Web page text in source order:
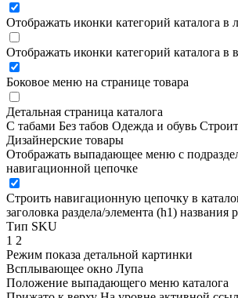
Отображать иконки категорий каталога в
Отображать иконки категорий каталога
Боковое меню на странице товара
Детальная страница каталога
С табами Без табов Одежда и обувь
Дизайнерские товары
Отображать выпадающее меню с
навигационной цепочке
Строить навигационную цепочку в
заголовка раздела/элемента (h1) названия
Тип SKU
1 2
Режим показа детальной картинки
Всплывающее окно Лупа
Положение выпадающего меню каталога